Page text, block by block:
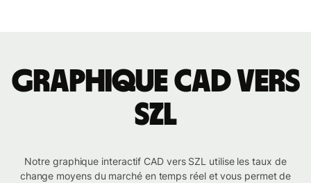
Graphique CAD vers
SZL
Notre graphique interactif CAD vers SZL utilise les taux de
change moyens du marché en temps réel et vous permet de